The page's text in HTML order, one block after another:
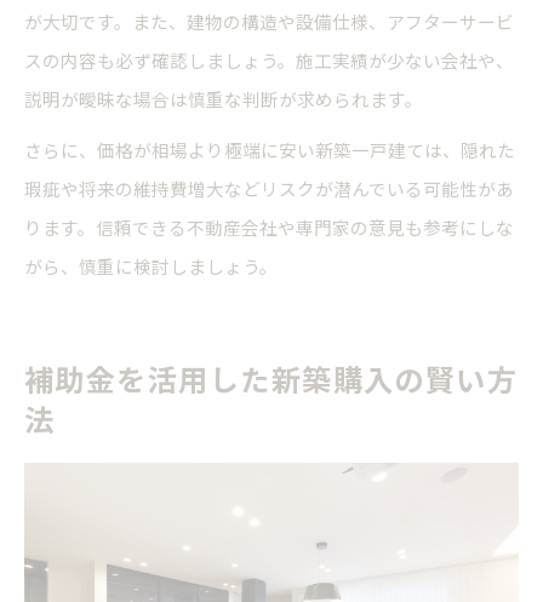
が大切です。また、建物の構造や設備仕様、アフターサービ
スの内容も必ず確認しましょう。施工実績が少ない会社や、
説明が曖昧な場合は慎重な判断が求められます。
さらに、価格が相場より極端に安い新築一戸建ては、隠れた
瑕疵や将来の維持費増大などリスクが潜んでいる可能性があ
ります。信頼できる不動産会社や専門家の意見も参考にしな
がら、慎重に検討しましょう。
補助金を活用した新築購入の賢い方
法